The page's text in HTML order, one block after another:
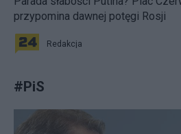
przypomina dawnej potęgi Rosji
Redakcja
#PiS